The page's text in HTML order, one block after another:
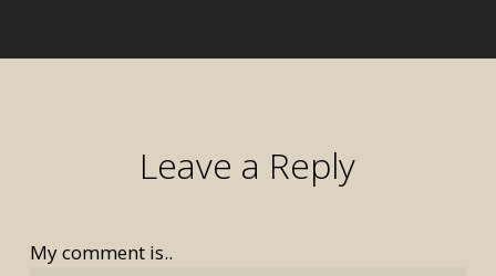
Leave a Reply
My comment is..